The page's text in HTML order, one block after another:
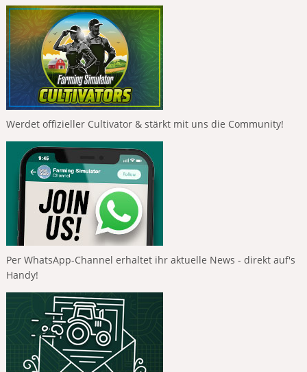
Werdet offizieller Cultivator & stärkt mit uns die Community!
Per WhatsApp-Channel erhaltet ihr aktuelle News - direkt auf's
Handy!